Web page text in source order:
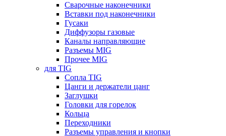
Сварочные наконечники
Вставки под наконечники
Гусаки
Диффузоры газовые
Каналы направляющие
Разъемы MIG
Прочее MIG
для TIG
Сопла TIG
Цанги и держатели цанг
Заглушки
Головки для горелок
Кольца
Переходники
Разъемы управления и кнопки